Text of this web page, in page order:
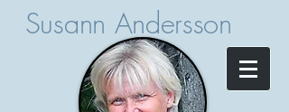
Susann Andersson